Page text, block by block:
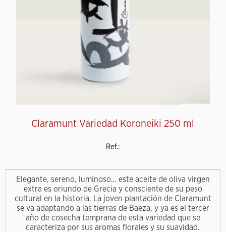
Claramunt Variedad Koroneiki 250 ml
Ref.:
Elegante, sereno, luminoso… este aceite de oliva virgen
extra es oriundo de Grecia y consciente de su peso
cultural en la historia. La joven plantación de Claramunt
se va adaptando a las tierras de Baeza, y ya es el tercer
año de cosecha temprana de esta variedad que se
caracteriza por sus aromas florales y su suavidad.